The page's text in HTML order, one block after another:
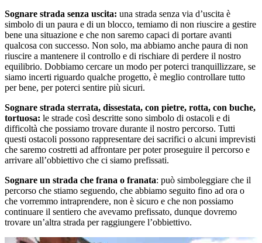
Sognare strada senza uscita: una strada senza via d’uscita è
simbolo di un paura e di un blocco, temiamo di non riuscire a gestire
bene una situazione e che non saremo capaci di portare avanti
qualcosa con successo. Non solo, ma abbiamo anche paura di non
riuscire a mantenere il controllo e di rischiare di perdere il nostro
equilibrio. Dobbiamo cercare un modo per poterci tranquillizzare, se
siamo incerti riguardo qualche progetto, è meglio controllare tutto
per bene, per poterci sentire più sicuri.
Sognare strada sterrata, dissestata, con pietre, rotta, con buche,
tortuosa: le strade così descritte sono simbolo di ostacoli e di
difficoltà che possiamo trovare durante il nostro percorso. Tutti
questi ostacoli possono rappresentare dei sacrifici o alcuni imprevisti
che saremo costretti ad affrontare per poter proseguire il percorso e
arrivare all’obbiettivo che ci siamo prefissati.
Sognare un strada che frana o franata: può simboleggiare che il
percorso che stiamo seguendo, che abbiamo seguito fino ad ora o
che vorremmo intraprendere, non è sicuro e che non possiamo
continuare il sentiero che avevamo prefissato, dunque dovremo
trovare un’altra strada per raggiungere l’obbiettivo.